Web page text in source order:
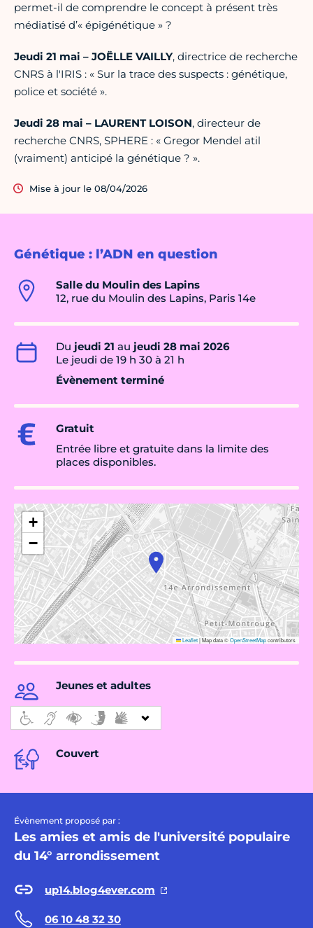
Génétique : l’ADN en question
Salle du Moulin des Lapins
12, rue du Moulin des Lapins, Paris 14e
Du jeudi 21 au jeudi 28 mai 2026
Le jeudi de 19 h 30 à 21 h
Évènement terminé
Gratuit
Entrée libre et gratuite dans la limite des
places disponibles.
+
−
Leaflet|Map data ©OpenStreetMapcontributors
Jeunes et adultes
Couvert
Évènement proposé par :
Les amies et amis de l'université populaire
du 14° arrondissement
up14.blog4ever.com
06 10 48 32 30
permet-il de comprendre le concept à présent très
médiatisé d’« épigénétique » ?
Jeudi 21 mai – JOËLLE VAILLY, directrice de recherche
CNRS à l'IRIS : « Sur la trace des suspects : génétique,
police et société ».
Jeudi 28 mai – LAURENT LOISON, directeur de
recherche CNRS, SPHERE : « Gregor Mendel a­t­il
(vraiment) anticipé la génétique ? ».
Mise à jour le 08/04/2026